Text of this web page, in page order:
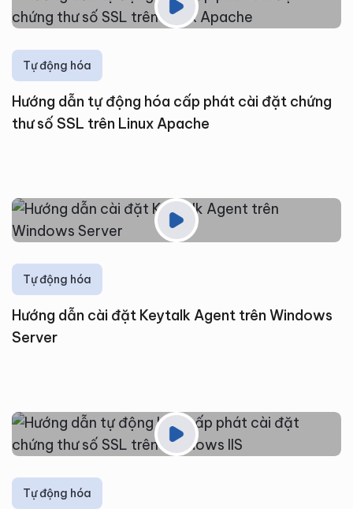
Tự động hóa
Hướng dẫn tự động hóa cấp phát cài đặt chứng
thư số SSL trên Linux Apache
Tự động hóa
Hướng dẫn cài đặt Keytalk Agent trên Windows
Server
Tự động hóa